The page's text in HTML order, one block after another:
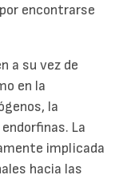
encontrarse
a su vez de
en la
la
La
implicada
hacia las